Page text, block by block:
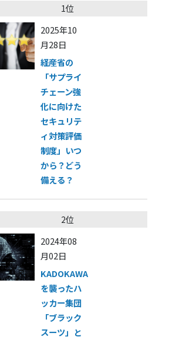
1位
2025年10
月28日
経産省の
「サプライ
チェーン強
化に向けた
セキュリテ
ィ対策評価
制度」いつ
から？どう
備える？
2位
2024年08
月02日
KADOKAWA
を襲ったハ
ッカー集団
「ブラック
スーツ」と